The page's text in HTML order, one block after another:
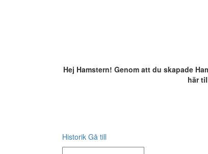
Hej Hamstern! Genom att du skapade
här
Historik Gå till